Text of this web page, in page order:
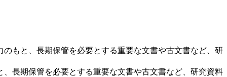
もと、長期保管を必要とする重要な文書や古文書など、研
長期保管を必要とする重要な文書や古文書など、研究資料